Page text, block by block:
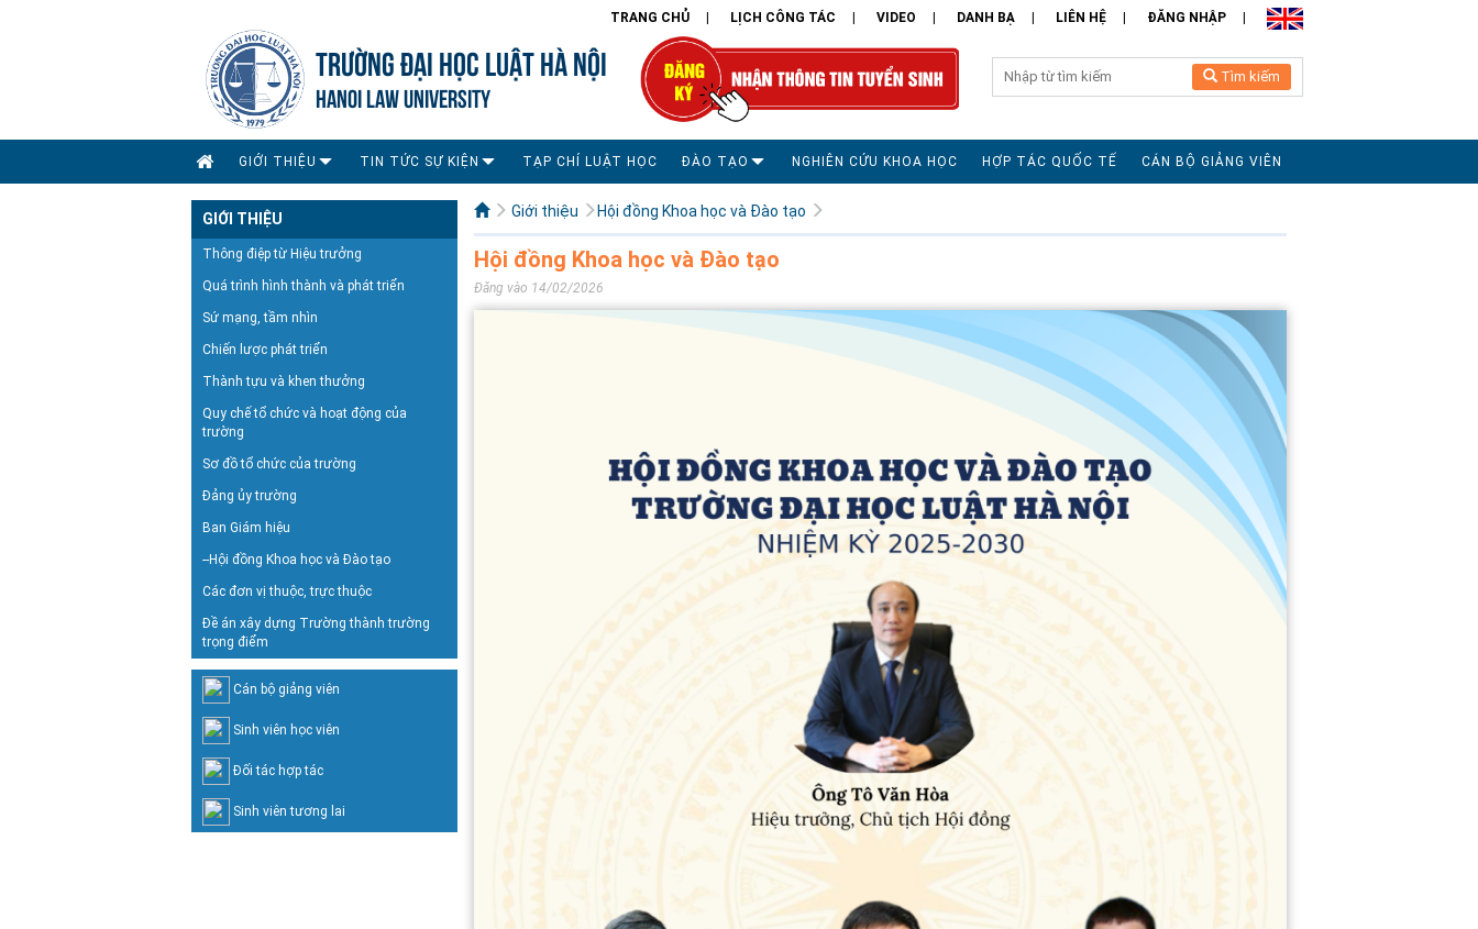
TRANG CHỦ LỊCH CÔNG TÁC VIDEO DANH BẠ LIÊN HỆ ĐĂNG NHẬP
TRƯỜNG ĐẠI HỌC LUẬT HÀ NỘI
HANOI LAW UNIVERSITY
Tìm kiếm
GIỚI THIỆU TIN TỨC SỰ KIỆN TẠP CHÍ LUẬT HỌC ĐÀO TẠO NGHIÊN CỨU KHOA HỌC HỢP TÁC QUỐC TẾ CÁN BỘ GIẢNG VIÊN
GIỚI THIỆU
Thông điệp từ Hiệu trưởng
Quá trình hình thành và phát triển
Sứ mạng, tầm nhìn
Chiến lược phát triển
Thành tựu và khen thưởng
Quy chế tổ chức và hoạt động của
trường
Sơ đồ tổ chức của trường
Đảng ủy trường
Ban Giám hiệu
--Hội đồng Khoa học và Đào tạo
Các đơn vị thuộc, trực thuộc
Đề án xây dựng Trường thành trường
trọng điểm
Cán bộ giảng viên
Sinh viên học viên
Đối tác hợp tác
Sinh viên tương lai
Giới thiệu Hội đồng Khoa học và Đào tạo
Hội đồng Khoa học và Đào tạo
Đăng vào 14/02/2026